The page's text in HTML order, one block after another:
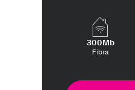
300Mb
Fibra